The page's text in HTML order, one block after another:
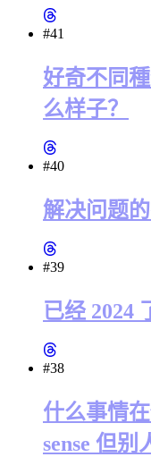
#41
好奇不同
么样子？
#40
解决问题
#39
已经 2024
#38
什么事情
sense 但